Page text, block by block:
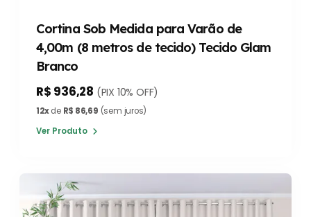
Cortina Sob Medida para Varão de
4,00m (8 metros de tecido) Tecido Glam
Branco
R$ 936,28 (PIX 10% OFF)
12xde R$ 86,69 (sem juros)
Ver Produto